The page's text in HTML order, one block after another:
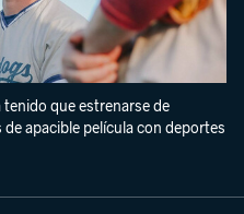
que estrenarse de
apacible película con deportes